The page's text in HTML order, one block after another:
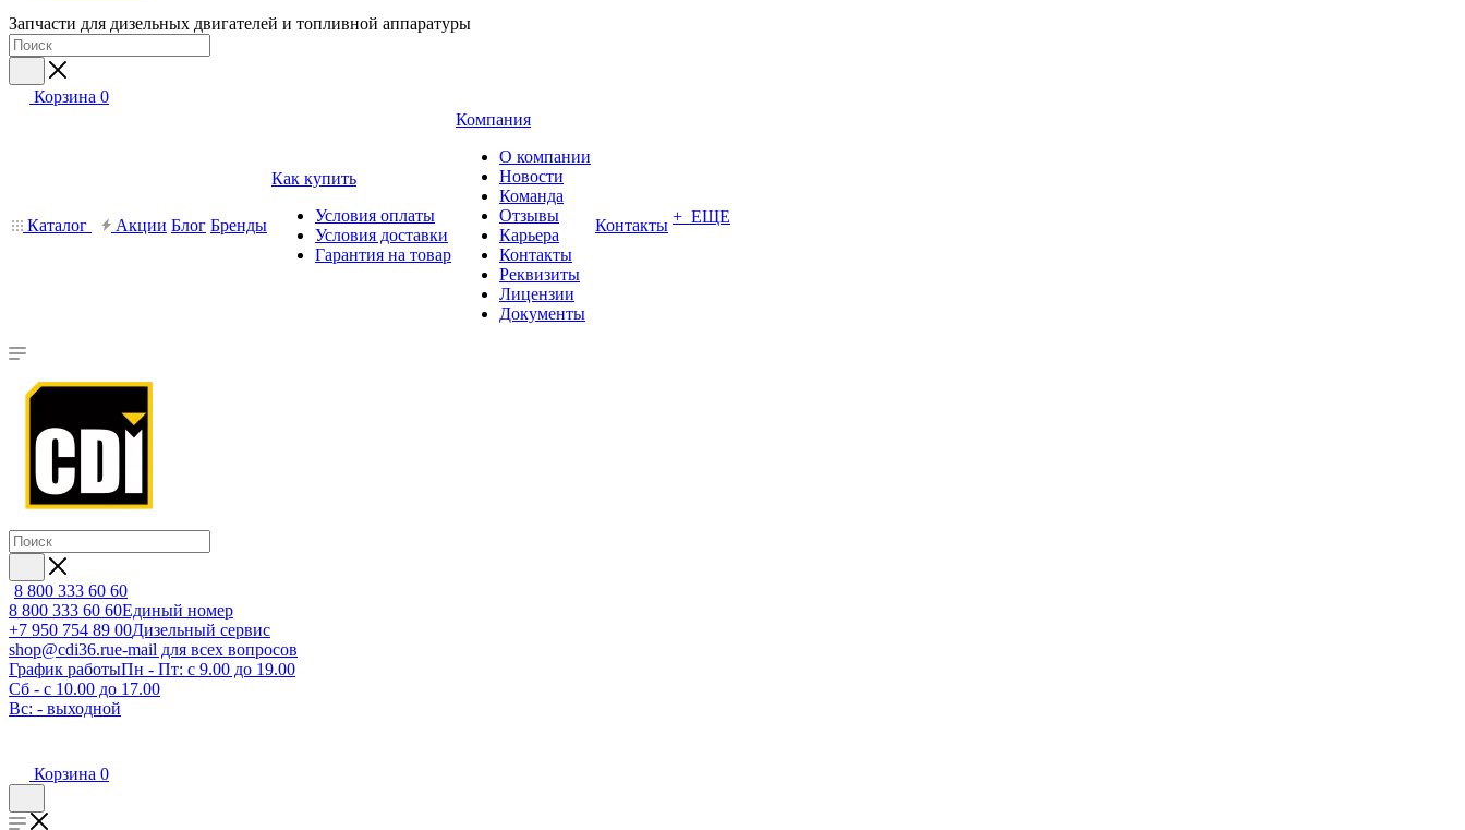
Запчасти для дизельных двигателей и топливной аппаратуры
Корзина 0
Каталог Акции Блог Бренды
Как купить
Условия оплаты
Условия доставки
Гарантия на товар
Компания
О компании
Новости
Команда
Отзывы
Карьера
Контакты
Реквизиты
Лицензии
Документы
Контакты + ЕЩЕ
8 800 333 60 60
8 800 333 60 60Единый номер
+7 950 754 89 00Дизельный сервис
shop@cdi36.rue-mail для всех вопросов
График работыПн - Пт: с 9.00 до 19.00
Сб - с 10.00 до 17.00
Вс: - выходной
Корзина 0